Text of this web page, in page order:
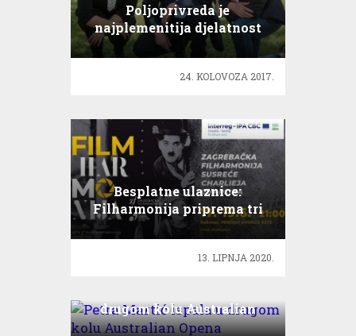
Poljoprivreda je
najplemenitija djelatnost
na svijetu, a najveća je
bolest glad
24. KOLOVOZA 2017.
Besplatne ulaznice:
Filharmonija priprema tri
nezaboravne večeri glazbe
13. LIPNJA 2020.
drugom kolu Australian
Opena